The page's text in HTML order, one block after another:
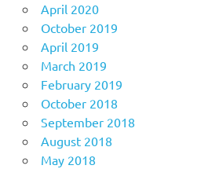
April 2020
October 2019
April 2019
March 2019
February 2019
October 2018
September 2018
August 2018
May 2018